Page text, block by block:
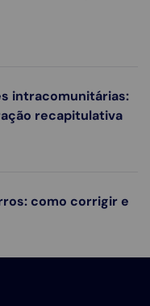
intracomunitárias:
recapitulativa
como corrigir e